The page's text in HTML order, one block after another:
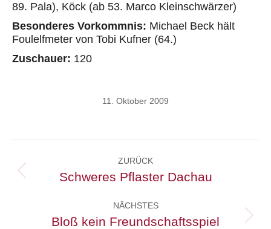
89. Pala), Köck (ab 53. Marco Kleinschwärzer)
Besonderes Vorkommnis: Michael Beck hält
Foulelfmeter von Tobi Kufner (64.)
Zuschauer: 120
11. Oktober 2009
ZURÜCK
Vorheriger
Schweres Pflaster Dachau
NÄCHSTES
Nächster
Bloß kein Freundschaftsspiel